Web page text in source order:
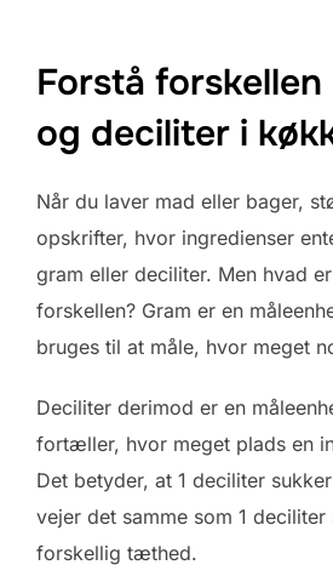
Forstå
og deciliter i
Når du laver mad eller bager,
opskrifter, hvor ingredienser
gram eller deciliter. Men hvad
forskellen? Gram er en
bruges til at måle, hvor meget
Deciliter derimod er en
fortæller, hvor meget plads en
Det betyder, at 1 deciliter
vejer det samme som 1
forskellig tæthed.